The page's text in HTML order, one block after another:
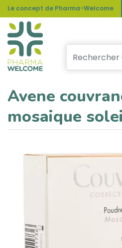
Le concept de Pharma-Welcome
Avene
mosaique